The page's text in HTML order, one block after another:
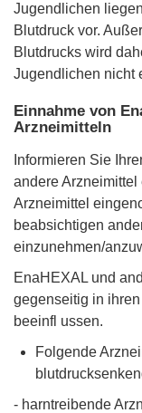
Jugendlichen
Blutdruck vor.
Blutdrucks wird
Jugendlichen nicht
Einnahme von
Arzneimitteln
Informieren Sie
andere
Arzneimittel
beabsichtigen
einzunehmen/
EnaHEXAL und
gegenseitig in
beeinfl ussen.
Folgende
- harntreibende